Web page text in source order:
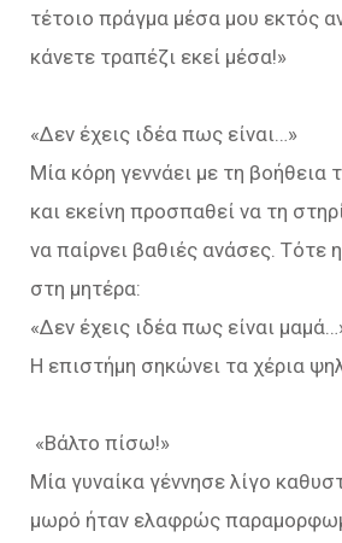
τέτοιο πράγμα μέσα μου εκτός
κάνετε τραπέζι εκεί μέσα!»
«Δεν έχεις ιδέα πως είναι…»
Μία κόρη γεννάει με τη βοήθεια
και εκείνη προσπαθεί να τη
να παίρνει βαθιές ανάσες. Τότε
στη μητέρα:
«Δεν έχεις ιδέα πως είναι
Η επιστήμη σηκώνει τα χέρια
«Βάλτο πίσω!»
Μία γυναίκα γέννησε λίγο
μωρό ήταν ελαφρώς